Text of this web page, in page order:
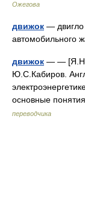
Ожегова
движок — двигло
автомобильного
движок — —
Ю.С.Кабиров.
основные
переводчика